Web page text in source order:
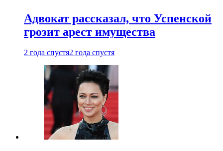
Адвокат рассказал, что Успенской
грозит арест имущества
2 года спустя2 года спустя